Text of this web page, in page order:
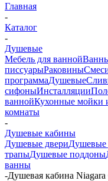
Главная
-
Каталог
-
Душевые
Мебель для ванной
писсуарыРаковины
программаДушевые
сифоныИнсталляции
ваннойКухонные мойки
комнаты
-
Душевые кабины
Душевые двериДушевые
трапыДушевые поддоны
ванны
-Душевая кабина